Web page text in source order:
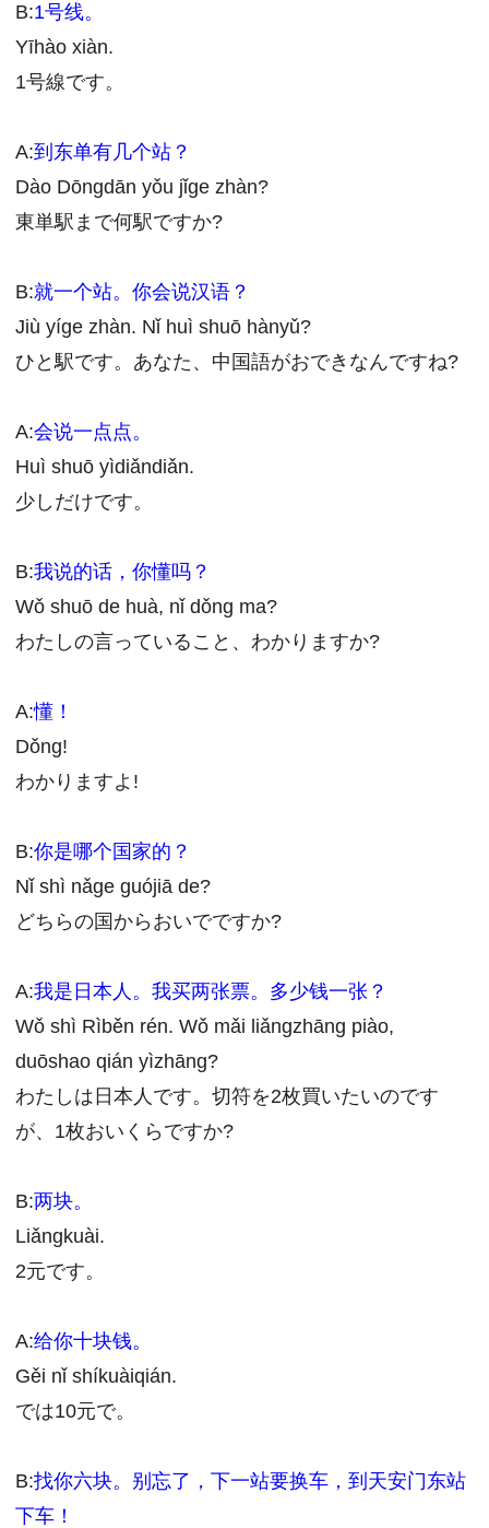
B:1号线。
Yīhào xiàn.
1号線です。
A:到东单有几个站？
Dào Dōngdān yǒu jǐge zhàn?
東単駅まで何駅ですか?
B:就一个站。 你会说汉语？
Jiù yíge zhàn. Nǐ huì shuō hànyǔ?
ひと駅です。あなた、中国語がおできなんですね?
A:会说一点点。
Huì shuō yìdiǎndiǎn.
少しだけです。
B:我说的话，你懂吗？
Wǒ shuō de huà, nǐ dǒng ma?
わたしの言っていること、わかりますか?
A:懂！
Dǒng!
わかりますよ!
B:你是哪个国家的？
Nǐ shì nǎge guójiā de?
どちらの国からおいでですか?
A:我是日本人。 我买两张票。 多少钱一张？
Wǒ shì Rìběn rén. Wǒ mǎi liǎngzhāng piào,
duōshao qián yìzhāng?
わたしは日本人です。切符を2枚買いたいのです
が、1枚おいくらですか?
B:两块。
Liǎngkuài.
2元です。
A:给你十块钱。
Gěi nǐ shíkuàiqián.
では10元で。
B:找你六块。 别忘了，下一站要换车， 到天安门东站
下车！